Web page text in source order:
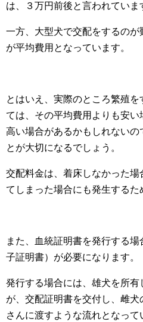
は、３万円前後と言われていま
一方、大型犬で交配をするの
が平均費用となっています。
とはいえ、実際のところ繁殖
ては、その平均費用よりも安
高い場合があるかもしれないの
とが大切になるでしょう。
交配料金は、着床しなかった
てしまった場合にも発生するた
また、血統証明書を発行する
子証明書）が必要になります。
発行する場合には、雄犬を所
が、交配証明書を交付し、雌
さんに渡すような流れとなって